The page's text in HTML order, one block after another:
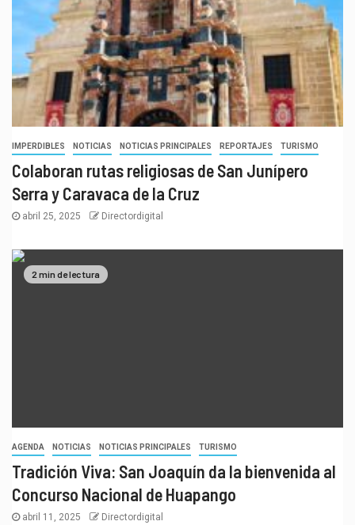
IMPERDIBLES NOTICIAS NOTICIAS PRINCIPALES REPORTAJES TURISMO
Colaboran rutas religiosas de San Junípero
Serra y Caravaca de la Cruz
abril 25, 2025 Directordigital
2 min de lectura
AGENDA NOTICIAS NOTICIAS PRINCIPALES TURISMO
Tradición Viva: San Joaquín da la bienvenida al
Concurso Nacional de Huapango
abril 11, 2025 Directordigital